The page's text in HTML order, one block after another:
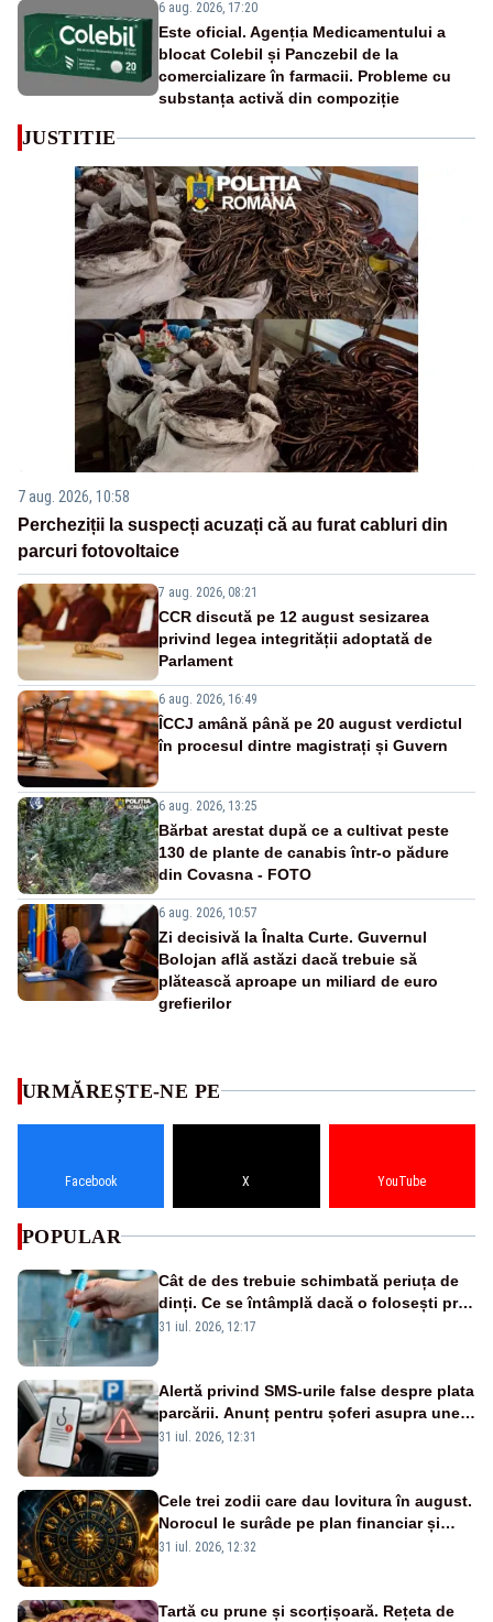
6 aug. 2026, 17:20
Este oficial. Agenția Medicamentului a
blocat Colebil și Panczebil de la
comercializare în farmacii. Probleme cu
substanța activă din compoziție
JUSTITIE
7 aug. 2026, 10:58
Percheziții la suspecți acuzați că au furat cabluri din
parcuri fotovoltaice
7 aug. 2026, 08:21
CCR discută pe 12 august sesizarea
privind legea integrității adoptată de
Parlament
6 aug. 2026, 16:49
ÎCCJ amână până pe 20 august verdictul
în procesul dintre magistrați și Guvern
6 aug. 2026, 13:25
Bărbat arestat după ce a cultivat peste
130 de plante de canabis într-o pădure
din Covasna - FOTO
6 aug. 2026, 10:57
Zi decisivă la Înalta Curte. Guvernul
Bolojan află astăzi dacă trebuie să
plătească aproape un miliard de euro
grefierilor
URMĂREȘTE-NE PE
Facebook X YouTube
POPULAR
Cât de des trebuie schimbată periuța de
dinți. Ce se întâmplă dacă o folosești prea
mult timp
31 iul. 2026, 12:17
Alertă privind SMS-urile false despre plata
parcării. Anunț pentru șoferi asupra unei
noi metode de fraudă online
31 iul. 2026, 12:31
Cele trei zodii care dau lovitura în august.
Norocul le surâde pe plan financiar și
profesional
31 iul. 2026, 12:32
Tartă cu prune și scorțișoară. Rețeta de